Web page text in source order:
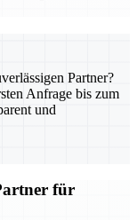
Partner?
Anfrage bis zum
und
für